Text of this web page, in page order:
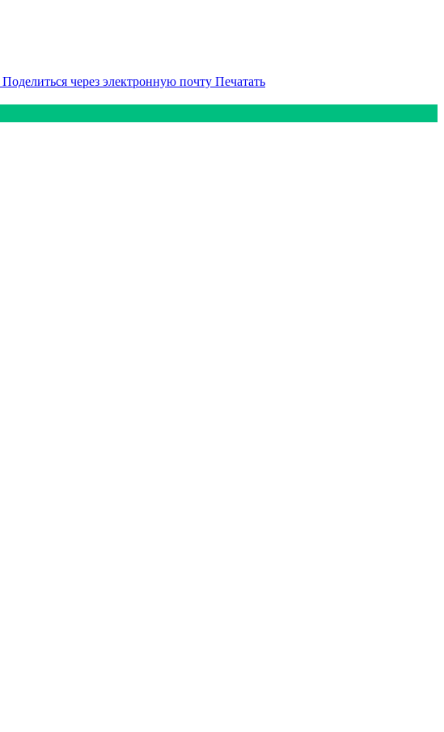
Поделиться через электронную почту Печатать